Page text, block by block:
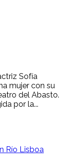
Sofía
mujer con su
del Abasto.
por la...